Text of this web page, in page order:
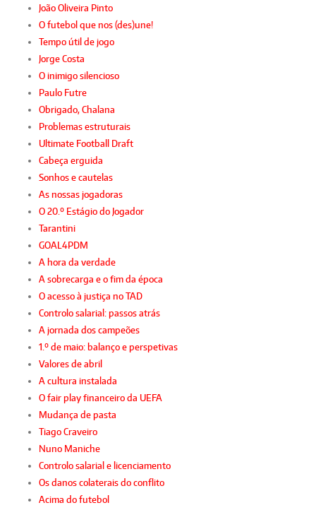
João Oliveira Pinto
O futebol que nos (des)une!
Tempo útil de jogo
Jorge Costa
O inimigo silencioso
Paulo Futre
Obrigado, Chalana
Problemas estruturais
Ultimate Football Draft
Cabeça erguida
Sonhos e cautelas
As nossas jogadoras
O 20.º Estágio do Jogador
Tarantini
GOAL4PDM
A hora da verdade
A sobrecarga e o fim da época
O acesso à justiça no TAD
Controlo salarial: passos atrás
A jornada dos campeões
1.º de maio: balanço e perspetivas
Valores de abril
A cultura instalada
O fair play financeiro da UEFA
Mudança de pasta
Tiago Craveiro
Nuno Maniche
Controlo salarial e licenciamento
Os danos colaterais do conflito
Acima do futebol